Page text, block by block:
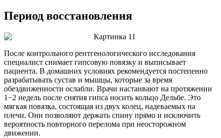
Период восстановления
После контрольного рентгенологического исследования
специалист снимает гипсовую повязку и выписывает
пациента. В домашних условиях рекомендуется постепенно
разрабатывать сустав и мышцы, которые за время
обездвиженности ослабли. Врачи настаивают на протяжении
1−2 недель после снятия гипса носить кольцо Дельбе. Это
мягкая повязка, состоящая из двух колец, надеваемых на
плечи. Они позволяют держать спину прямо и исключить
вероятность повторного перелома при неосторожном
движении.